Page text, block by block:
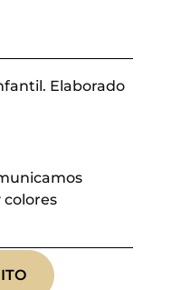
Elaborado
colores